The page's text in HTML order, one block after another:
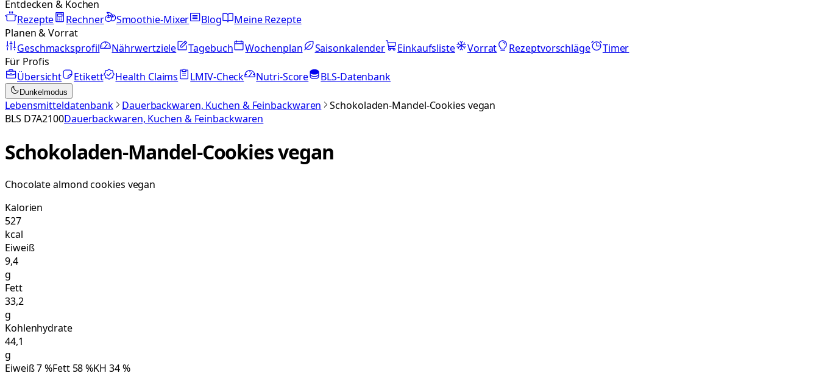
Entdecken & Kochen
Rezepte
Rechner Smoothie-Mixer Blog
Meine Rezepte
Planen & Vorrat
Geschmacksprofil
Nährwertziele Tagebuch Wochenplan Saisonkalender Einkaufsliste Vorrat Rezeptvorschläge
Timer
Für Profis
Übersicht
Etikett Health Claims LMIV-Check Nutri-Score BLS-Datenbank
Dunkelmodus
Lebensmitteldatenbank Dauerbackwaren, Kuchen & Feinbackwaren
Schokoladen-Mandel-Cookies vegan
BLS D7A2100Dauerbackwaren, Kuchen & Feinbackwaren
Schokoladen-Mandel-Cookies vegan
Chocolate almond cookies vegan
Kalorien
527
kcal
Eiweiß
9,4
g
Fett
33,2
g
Kohlenhydrate
44,1
g
Eiweiß7%Fett 58%KH 34%